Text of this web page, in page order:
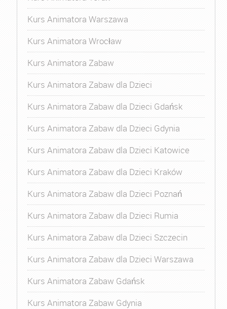
Kurs Animatora Warszawa
Kurs Animatora Wrocław
Kurs Animatora Zabaw
Kurs Animatora Zabaw dla Dzieci
Kurs Animatora Zabaw dla Dzieci Gdańsk
Kurs Animatora Zabaw dla Dzieci Gdynia
Kurs Animatora Zabaw dla Dzieci Katowice
Kurs Animatora Zabaw dla Dzieci Kraków
Kurs Animatora Zabaw dla Dzieci Poznań
Kurs Animatora Zabaw dla Dzieci Rumia
Kurs Animatora Zabaw dla Dzieci Szczecin
Kurs Animatora Zabaw dla Dzieci Warszawa
Kurs Animatora Zabaw Gdańsk
Kurs Animatora Zabaw Gdynia